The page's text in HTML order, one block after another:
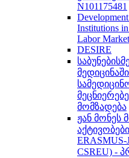
N101175481
Institutions
Labor
DESIRE
მომზადება
ჟან მონეს
ERASMUS-
CSREU) -